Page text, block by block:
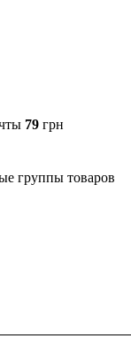
79 грн
группы товаров